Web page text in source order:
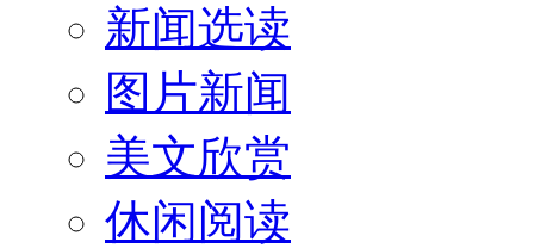
新闻选读
图片新闻
美文欣赏
休闲阅读